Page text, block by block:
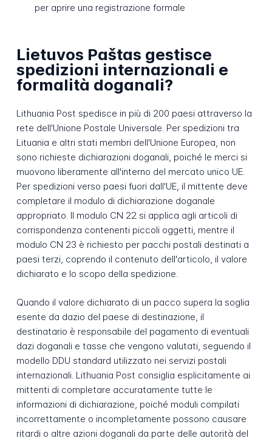
per aprire una registrazione formale
Lietuvos Paštas gestisce
spedizioni internazionali e
formalità doganali?
Lithuania Post spedisce in più di 200 paesi attraverso la
rete dell'Unione Postale Universale. Per spedizioni tra
Lituania e altri stati membri dell'Unione Europea, non
sono richieste dichiarazioni doganali, poiché le merci si
muovono liberamente all'interno del mercato unico UE.
Per spedizioni verso paesi fuori dall'UE, il mittente deve
completare il modulo di dichiarazione doganale
appropriato. Il modulo CN 22 si applica agli articoli di
corrispondenza contenenti piccoli oggetti, mentre il
modulo CN 23 è richiesto per pacchi postali destinati a
paesi terzi, coprendo il contenuto dell'articolo, il valore
dichiarato e lo scopo della spedizione.
Quando il valore dichiarato di un pacco supera la soglia
esente da dazio del paese di destinazione, il
destinatario è responsabile del pagamento di eventuali
dazi doganali e tasse che vengono valutati, seguendo il
modello DDU standard utilizzato nei servizi postali
internazionali. Lithuania Post consiglia esplicitamente ai
mittenti di completare accuratamente tutte le
informazioni di dichiarazione, poiché moduli compilati
incorrettamente o incompletamente possono causare
ritardi o altre azioni doganali da parte delle autorità del